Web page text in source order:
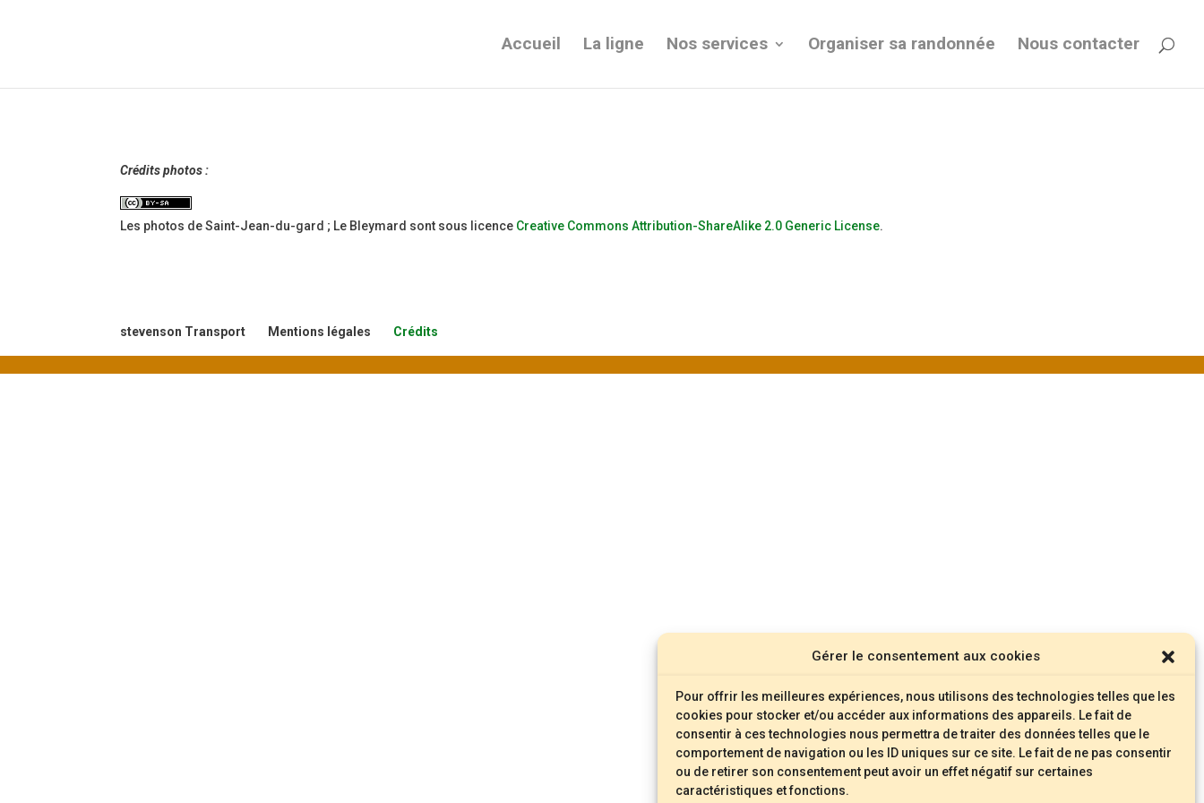
Gérer le consentement aux cookies
Pour offrir les meilleures expériences, nous utilisons des technologies telles que les
cookies pour stocker et/ou accéder aux informations des appareils. Le fait de
consentir à ces technologies nous permettra de traiter des données telles que le
comportement de navigation ou les ID uniques sur ce site. Le fait de ne pas consentir
ou de retirer son consentement peut avoir un effet négatif sur certaines
caractéristiques et fonctions.
Accueil La ligne Nos services Organiser sa randonnée Nous contacter
Crédits photos :
Les photos de Saint-Jean-du-gard ; Le Bleymard sont sous licence Creative Commons Attribution-ShareAlike 2.0 Generic License.
stevenson Transport Mentions légales Crédits